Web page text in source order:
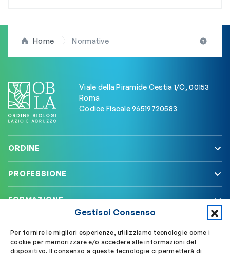
Gestisci Consenso
Per fornire le migliori esperienze, utilizziamo tecnologie come i
cookie per memorizzare e/o accedere alle informazioni del
dispositivo. Il consenso a queste tecnologie ci permetterà di
Home Normative
Viale della Piramide Cestia 1/C, 00153
Roma
Codice Fiscale 96519720583
ORDINE
PROFESSIONE
FORMAZIONE